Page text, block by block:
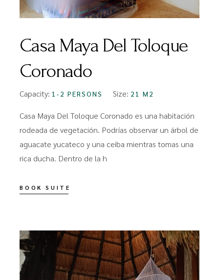
Casa Maya Del Toloque
Coronado
Capacity: 1-2 PERSONS Size: 21 M2
Casa Maya Del Toloque Coronado es una habitación
rodeada de vegetación. Podrías observar un árbol de
aguacate yucateco y una ceiba mientras tomas una
rica ducha. Dentro de la h
BOOK SUITE